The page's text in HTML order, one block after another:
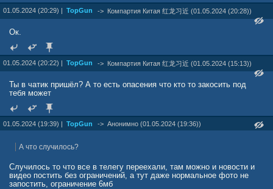
01.05.2024 (20:29) | TopGun -> Компартия Китая 红龙习近 (01.05.2024 (20:28))
Ок.
01.05.2024 (20:22) | TopGun -> Компартия Китая 红龙习近 (01.05.2024 (15:13))
Ты в чатик пришёл? А то есть опасения что кто то закосить под
тебя может
01.05.2024 (19:39) | TopGun -> Анонимно (01.05.2024 (19:36))
А что случилось?
Случилось то что все в телегу переехали, там можно и новости и
видео постить без ограничений, а тут даже нормальное фото не
запостить, ограничение 6мб